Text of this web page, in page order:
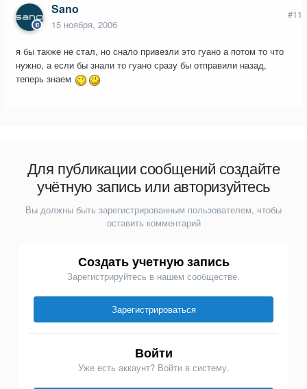
Sano
15 ноября, 2006
#11
я бы также не стал, но снало привезли это гуано а потом то что
нужно, а если бы знали то гуано сразу бы отправили назад,
теперь знаем
Для публикации сообщений создайте
учётную запись или авторизуйтесь
Вы должны быть зарегистрированным пользователем, чтобы
оставить комментарий
Создать учетную запись
Зарегистрируйтесь в нашем сообществе.
Зарегистрироваться
Войти
Уже есть аккаунт? Войти в систему.